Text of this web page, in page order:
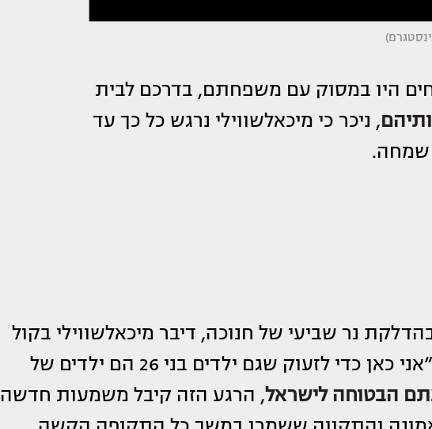
היו במסוק עם משפחתם, בדרכם לבית
, ניכר כי מיכאלשווילי נרגש כל כך עד
שמחה.
נר שביעי של חנוכה, דיבר מיכאלשווילי בקול
חנוק מדמעות על האחים ברמן: “אני כאן כדי לזעוק שגם ילדים בני 26 הם ילדים של
הבטוחה לישראל, הרגע הזה קיבל משמעות חדשה